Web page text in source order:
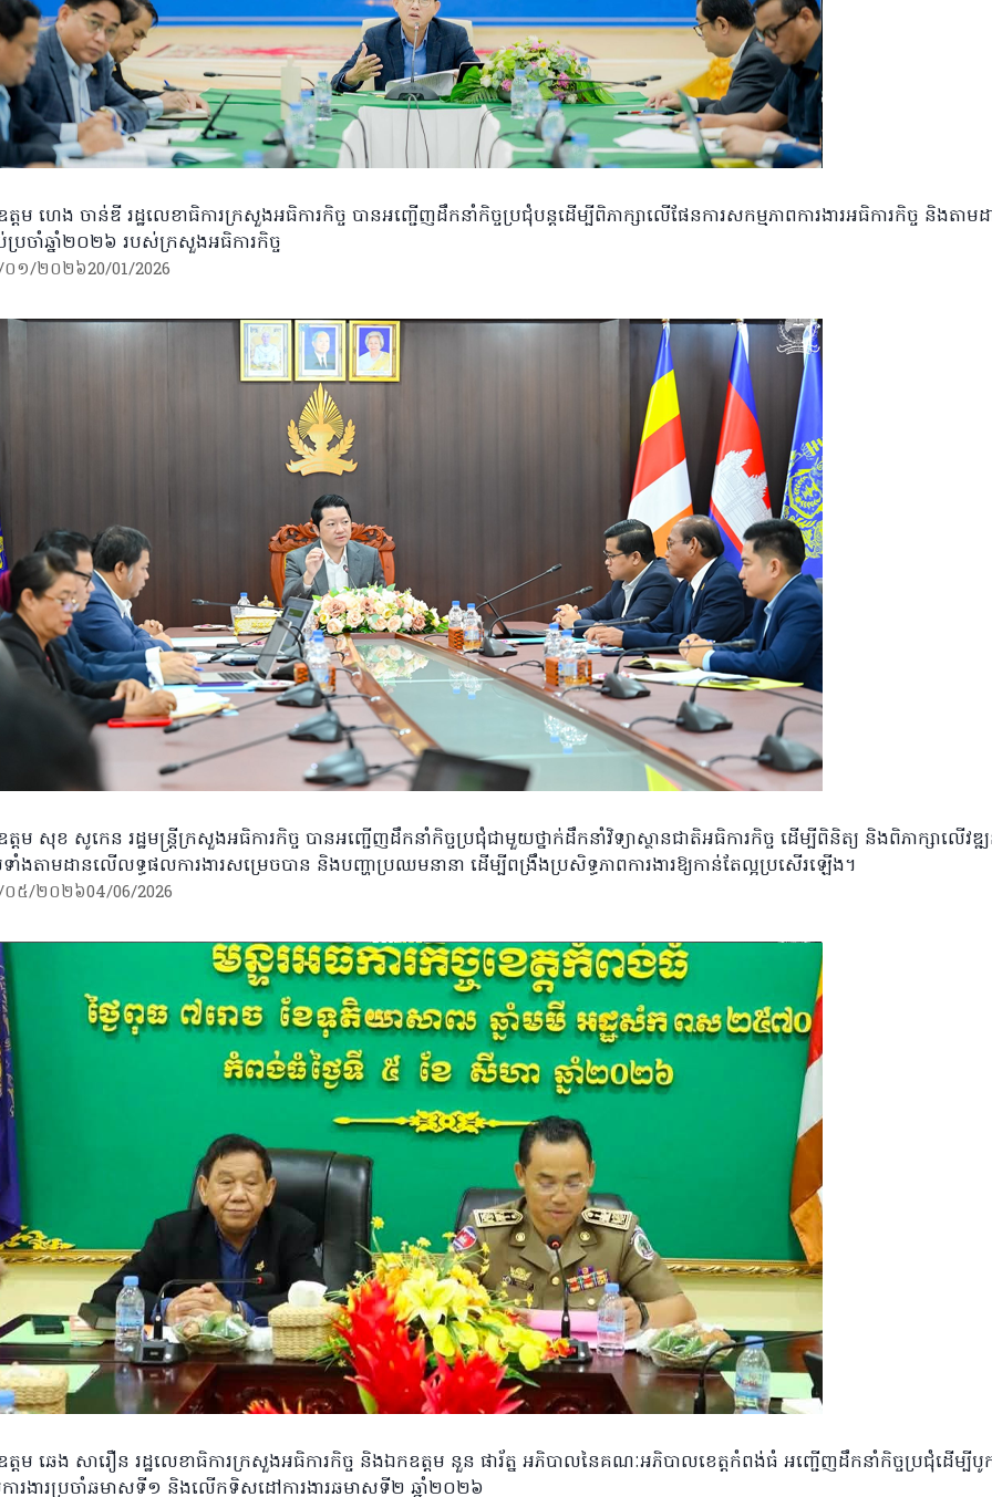
តម ហេង ចាន់ឌី រដ្ឋលេខាធិការក្រសួងអធិការកិច្ច បានអញ្ជើញដឹកនាំកិច្ចប្រជុំបន្តដើម្បីពិភាក្សាលើផែនការសកម្មភាពការងារអធិការកិច្ច និងតាមដ
ប្រចាំឆ្នាំ២០២៦ របស់ក្រសួងអធិការកិច្ច
១/២០២៦20/01/2026
តម សុខ សូកេន រដ្ឋមន្ត្រីក្រសួងអធិការកិច្ច បានអញ្ជើញដឹកនាំកិច្ចប្រជុំជាមួយថ្នាក់ដឹកនាំវិទ្យាស្ថានជាតិអធិការកិច្ច ដើម្បីពិនិត្យ និងពិភាក្សាលើវឌ្ឍ
ាំងតាមដានលើលទ្ធផលការងារសម្រេចបាន និងបញ្ហាប្រឈមនានា ដើម្បីពង្រឹងប្រសិទ្ធភាពការងារឱ្យកាន់តែល្អប្រសើរឡើង។
៥/២០២៦04/06/2026
តម ឆេង សារឿន រដ្ឋលេខាធិការក្រសួងអធិការកិច្ច និងឯកឧត្តម នួន ផារ័ត្ន អភិបាលនៃគណៈអភិបាលខេត្តកំពង់ធំ អញ្ជើញដឹកនាំកិច្ចប្រជុំដើម្បី
រងារប្រចាំឆមាសទី១ និងលើកទិសដៅការងារឆមាសទី២ ឆ្នាំ២០២៦